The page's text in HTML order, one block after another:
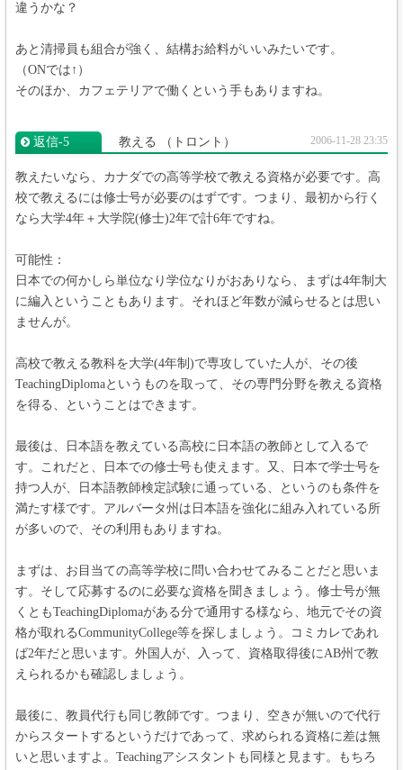
違うかな？
あと清掃員も組合が強く、結構お給料がいいみたいです。
（ONでは↑）
そのほか、カフェテリアで働くという手もありますね。
返信‐5 教える （トロント） 2006-11-28 23:35
教えたいなら、カナダでの高等学校で教える資格が必要です。高
校で教えるには修士号が必要のはずです。つまり、最初から行く
なら大学4年＋大学院(修士)2年で計6年ですね。
可能性：
日本での何かしら単位なり学位なりがおありなら、まずは4年制大
に編入ということもあります。それほど年数が減らせるとは思い
ませんが。
高校で教える教科を大学(4年制)で専攻していた人が、その後
TeachingDiplomaというものを取って、その専門分野を教える資格
を得る、ということはできます。
最後は、日本語を教えている高校に日本語の教師として入るで
す。これだと、日本での修士号も使えます。又、日本で学士号を
持つ人が、日本語教師検定試験に通っている、というのも条件を
満たす様です。アルバータ州は日本語を強化に組み入れている所
が多いので、その利用もありますね。
まずは、お目当ての高等学校に問い合わせてみることだと思いま
す。そして応募するのに必要な資格を聞きましょう。修士号が無
くともTeachingDiplomaがある分で通用する様なら、地元でその資
格が取れるCommunityCollege等を探しましょう。コミカレであれ
ば2年だと思います。外国人が、入って、資格取得後にAB州で教
えられるかも確認しましょう。
最後に、教員代行も同じ教師です。つまり、空きが無いので代行
からスタートするというだけであって、求められる資格に差は無
いと思いますよ。Teachingアシスタントも同様と見ます。もちろ